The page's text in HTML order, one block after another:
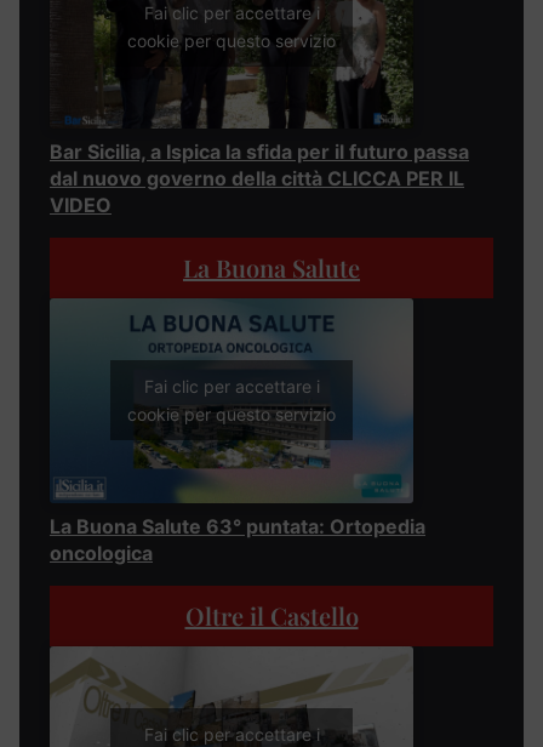
Fai clic per accettare i
cookie per questo servizio
Bar Sicilia, a Ispica la sfida per il futuro passa
dal nuovo governo della città CLICCA PER IL
VIDEO
La Buona Salute
Fai clic per accettare i
cookie per questo servizio
La Buona Salute 63° puntata: Ortopedia
oncologica
Oltre il Castello
Fai clic per accettare i